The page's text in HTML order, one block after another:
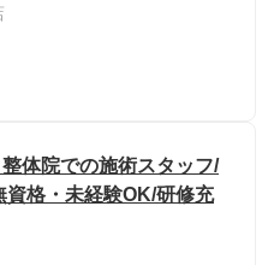
体院での施術スタッフ/
格・未経験OK/研修充